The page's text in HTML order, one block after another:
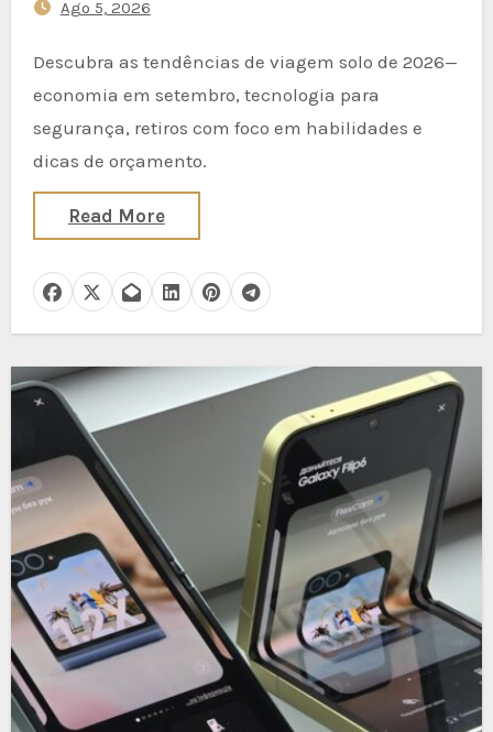
2026
Ago 5, 2026
Descubra as tendências de viagem solo de 2026—
economia em setembro, tecnologia para
segurança, retiros com foco em habilidades e
dicas de orçamento.
Read More